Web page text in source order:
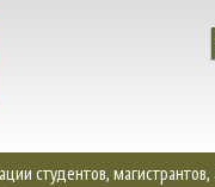
студентов, магистрантов,